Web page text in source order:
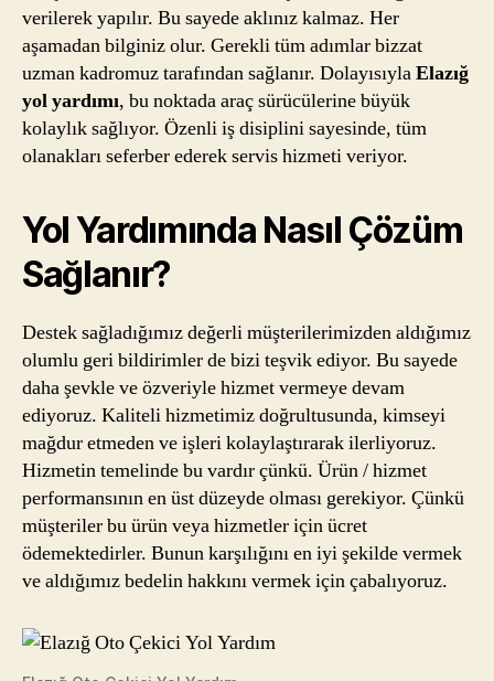
verilerek yapılır. Bu sayede aklınız kalmaz. Her
aşamadan bilginiz olur. Gerekli tüm adımlar bizzat
uzman kadromuz tarafından sağlanır. DolayısıylaElazığ
yol yardımı, bu noktada araç sürücülerine büyük
kolaylık sağlıyor. Özenli iş disiplini sayesinde, tüm
olanakları seferber ederek servis hizmeti veriyor.
Yol Yardımında Nasıl Çözüm
Sağlanır?
Destek sağladığımız değerli müşterilerimizden aldığımız
olumlu geri bildirimler de bizi teşvik ediyor. Bu sayede
daha şevkle ve özveriyle hizmet vermeye devam
ediyoruz. Kaliteli hizmetimiz doğrultusunda, kimseyi
mağdur etmeden ve işleri kolaylaştırarak ilerliyoruz.
Hizmetin temelinde bu vardır çünkü. Ürün / hizmet
performansının en üst düzeyde olması gerekiyor. Çünkü
müşteriler bu ürün veya hizmetler için ücret
ödemektedirler. Bunun karşılığını en iyi şekilde vermek
ve aldığımız bedelin hakkını vermek için çabalıyoruz.